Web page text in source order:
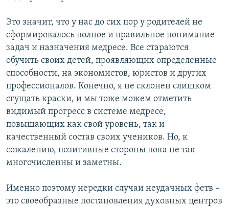
Это значит, что у нас до сих пор у родителей не
сформировалось полное и правильное понимание
задач и назначения медресе. Все стараются
обучить своих детей, проявляющих определенные
способности, на экономистов, юристов и других
профессионалов. Конечно, я не склонен слишком
сгущать краски, и мы тоже можем отметить
видимый прогресс в системе медресе,
повышающих как свой уровень, так и
качественный состав своих учеников. Но, к
сожалению, позитивные стороны пока не так
многочисленны и заметны.
Именно поэтому нередки случаи неудачных фетв –
это своеобразные постановления духовных центров